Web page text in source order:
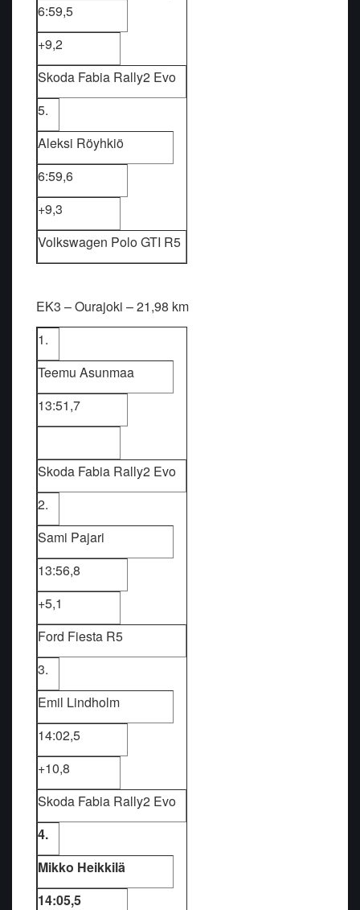
6:59,5
+9,2
Skoda Fabia Rally2 Evo
5.
Aleksi Röyhkiö
6:59,6
+9,3
Volkswagen Polo GTI R5
EK3 – Ourajoki – 21,98 km
1.
Teemu Asunmaa
13:51,7
Skoda Fabia Rally2 Evo
2.
Sami Pajari
13:56,8
+5,1
Ford Fiesta R5
3.
Emil Lindholm
14:02,5
+10,8
Skoda Fabia Rally2 Evo
4.
Mikko Heikkilä
14:05,5